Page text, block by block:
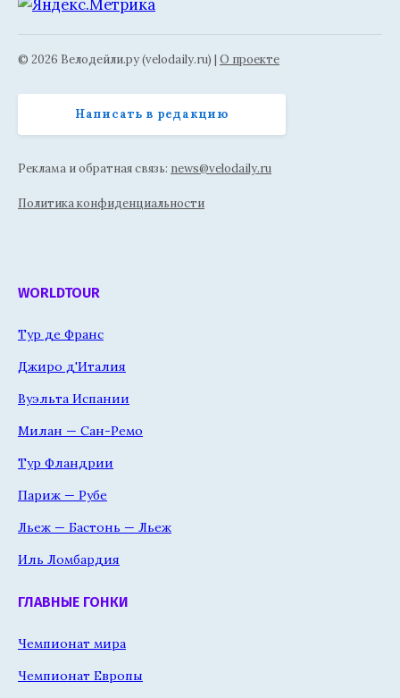
© 2026 Велодейли.ру (velodaily.ru) | О проекте
Написать в редакцию
Реклама и обратная связь: news@velodaily.ru
Политика конфиденциальности
WORLDTOUR
Тур де Франс
Джиро д'Италия
Вуэльта Испании
Милан — Сан-Ремо
Тур Фландрии
Париж — Рубе
Льеж — Бастонь — Льеж
Иль Ломбардия
ГЛАВНЫЕ ГОНКИ
Чемпионат мира
Чемпионат Европы